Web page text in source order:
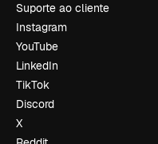
Suporte ao cliente
Instagram
YouTube
LinkedIn
TikTok
Discord
X